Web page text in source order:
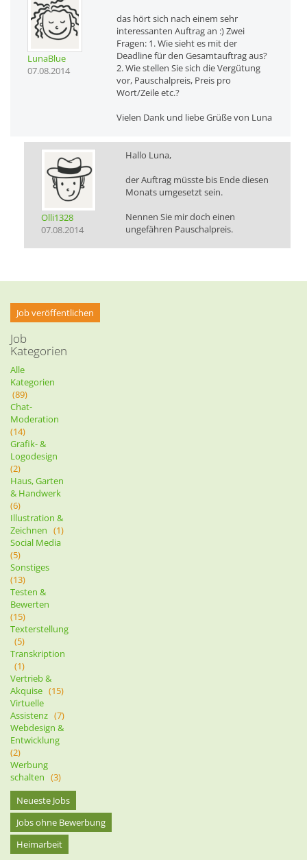
LunaBlue
07.08.2014
das hört sich nach einem sehr
interessanten Auftrag an :) Zwei
Fragen: 1. Wie sieht es mit der
Deadline für den Gesamtauftrag aus?
2. Wie stellen Sie sich die Vergütung
vor, Pauschalpreis, Preis pro
Wort/Zeile etc.?
Vielen Dank und liebe Grüße von Luna
Olli1328
07.08.2014
Hallo Luna,
der Auftrag müsste bis Ende diesen
Monats umgesetzt sein.
Nennen Sie mir doch einen
ungefähren Pauschalpreis.
Job veröffentlichen
Job
Kategorien
Alle
Kategorien
(89)
Chat-
Moderation
(14)
Grafik- &
Logodesign
(2)
Haus, Garten
& Handwerk
(6)
Illustration &
Zeichnen (1)
Social Media
(5)
Sonstiges
(13)
Testen &
Bewerten
(15)
Texterstellung
(5)
Transkription
(1)
Vertrieb &
Akquise (15)
Virtuelle
Assistenz (7)
Webdesign &
Entwicklung
(2)
Werbung
schalten (3)
Neueste Jobs
Jobs ohne Bewerbung
Heimarbeit